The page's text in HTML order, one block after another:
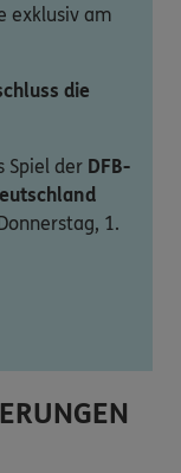
exklusiv am
die
Spiel der DFB-
1.